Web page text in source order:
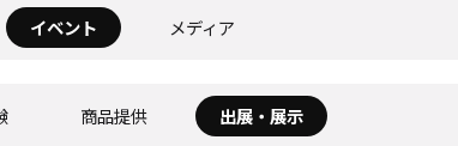
イベント メディア
商品提供 出展・展示